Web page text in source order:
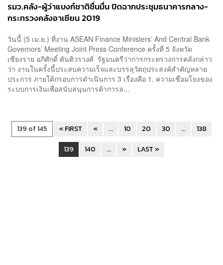
รมว.คลัง-ผู้ว่าแบงก์ชาติชื่นมื่น ปิดฉากประชุมธนาคารกลาง-
กระทรวงคลังอาเซียน 2019
วันนี้ (5 เม.ย.) ที่งาน ASEAN Finance Ministers’ And Central Bank
Governors’ Meeting Joint Press Conference ครั้งที่ 5 จังหวัด
เชียงราย อภิศักดิ์ ตันติวรวงศ์ รัฐมนตรีว่าการกระทรวงการคลังกล่าว
ว่า งานในครั้งนี้ประสบความเร็จและบรรลุวัตถุประสงค์สำคัญหลาย
ประการ ภายใต้กรอบการดำเนินการ 3 เรื่องคือ 1. ความเชื่อมโยงของ
ระบบการเงินเพื่อสนับสนุนการค้าการล...
139 of 145 « FIRST « ... 10 20 30 ...
138
139
140 ... » LAST »